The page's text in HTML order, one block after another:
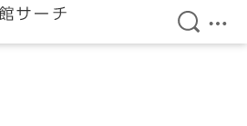
検索を
メ